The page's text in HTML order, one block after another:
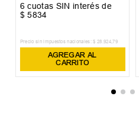
6 cuotas SIN interés de
$ 5834
Precio sin impuestos nacionales: $ 28 924,79
AGREGAR AL
CARRITO